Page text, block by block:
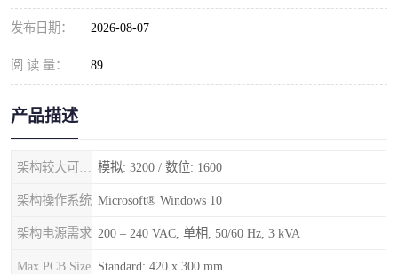
发布日期： 2026-08-07
阅 读 量： 89
产品描述
模拟: 3200 / 数位: 1600
架构操作系统 Microsoft® Windows 10
架构电源需求 200 – 240 VAC, 单相, 50/60 Hz, 3 kVA
Max PCB Size Standard: 420 x 300 mm